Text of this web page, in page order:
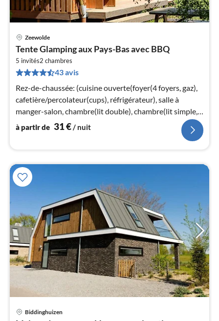
Zeewolde
Tente Glamping aux Pays-Bas avec BBQ
5 invités2 chambres
43 avis
Rez-de-chaussée: (cuisine ouverte(foyer(4 foyers, gaz),
cafetière/percolateur(cups), réfrigérateur), salle à
manger-salon, chambre(lit double), chambre(lit simple,
Lit superposé)
à partir de 31€ / nuit
Biddinghuizen